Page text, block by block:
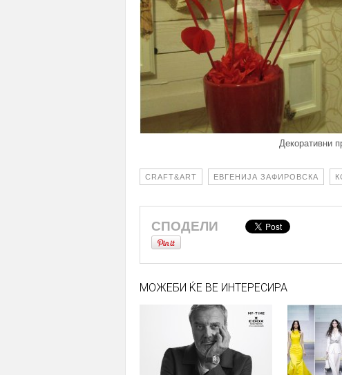
Декоративни
CRAFT&ART ЕВГЕНИЈА ЗАФИРОВСКА
СПОДЕЛИ
МОЖЕБИ ЌЕ ВЕ ИНТЕРЕСИРА